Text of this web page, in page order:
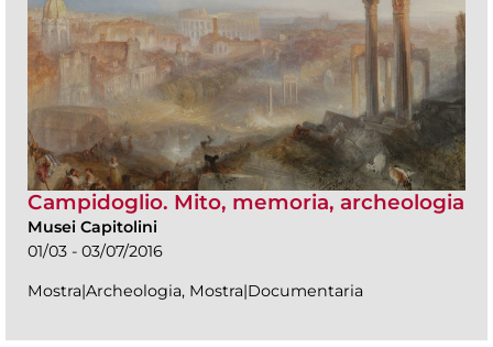
Campidoglio. Mito, memoria, archeologia
Musei Capitolini
01/03 - 03/07/2016
Mostra|Archeologia, Mostra|Documentaria